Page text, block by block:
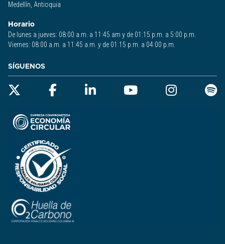
Medellín, Antioquia
Horario
De lunes a jueves: 08:00 a.m. a 11:45 am y de 01:15 p.m. a 5:00 p.m.
Viernes: 08:00 a.m. a 11:45 a.m. y de 01:15 p.m. a 04:00 p.m.
SÍGUENOS